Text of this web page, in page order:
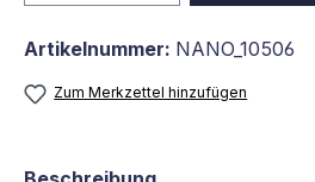
Artikelnummer: NANO_10506
Zum Merkzettel hinzufügen